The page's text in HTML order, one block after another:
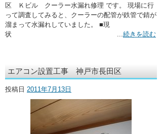
区 Ｋビル クーラー水漏れ修理 です。 現場に行
って調査してみると、クーラーの配管が鉄管で錆が
溜まって水漏れしていました。 ■現
状 ... 続きを読む
エアコン設置工事 神戸市長田区
投稿日 2011年7月13日